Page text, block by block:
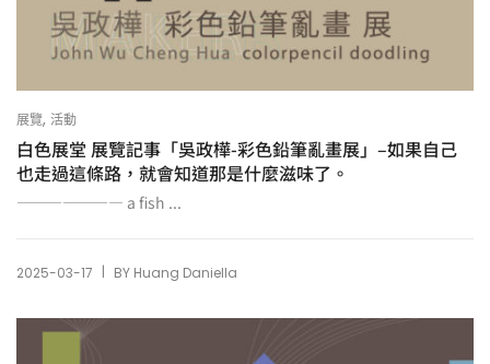
展覽, 活動
白色展堂 展覽記事「吳政樺-彩色鉛筆亂畫展」–如果自己
也走過這條路，就會知道那是什麼滋味了。
——————— a fish ...
2025-03-17 | BY Huang Daniella